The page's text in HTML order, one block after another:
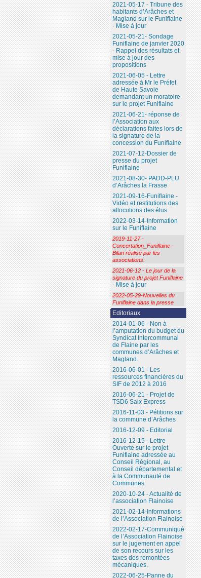
2021-05-17 - Tribune des
habitants d’Arâches et
Magland sur le Funiflaine
- Mise à jour
2021-05-21- Sondage
Funiflaine de janvier 2020
- Rappel des résultats et
mise à jour des
propositions
2021-06-05 - Lettre
adressée à Mr le Préfet
de Haute Savoie
demandant un moratoire
sur le projet Funiflaine
2021-06-21- réponse de
l’Association aux
déclarations faites lors de
la signature de la
concession du Funiflaine
2021-07-12-Dossier de
presse du projet
Funiflaine
2021-08-30- PADD-PLU
d’Arâches la Frasse
2021-09-16-Funiflaine -
Vidéo et restitutions des
allocutions des élus
2022-03-14-Information
sur le Funiflaine
2019-11-27 -
Concertation_Funiflaine -
Bilan réalisé par les
associations.
2021-06-12 - Le jour de la
signature du projet Funiflaine
- Mise à jour
2022-05-29-Nouvelles du
Funiflaine dans la presse
Editoriaux
2014-01-06 - Non à
l’amputation du budget du
Syndicat Intercommunal
de Flaine par les
communes d’Arâches et
Magland.
2016-06-01 - Les
ressources financières du
SIF de 2012 à 2016
2016-06-21 - Projet de
TSD6 Saix Express
2016-11-03 - Pétitions sur
la commune d’Arâches
2016-12-09 - Editorial
2016-12-15 - Lettre
Ouverte sur le projet
Funiflaine adressée au
Conseil Régional, au
Conseil départemental et
à la Communauté de
Communes.
2020-10-24 - Actualité de
l’association Flainoise
2021-02-14-Informations
de l’Association Flainoise
2022-02-17-Communiqué
de l’Association Flainoise
sur le jugement en appel
de son recours sur les
taxes des remontées
mécaniques.
2022-06-25-Panne du